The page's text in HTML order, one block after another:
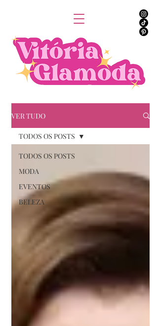
VER TUDO
TODOS OS POSTS
MODA
EVENTOS
BELEZA
TODOS OS POSTS